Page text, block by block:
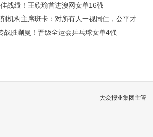
战绩！王欣瑜首进澳网女单16强
战胜蒯曼！晋级全运会乒乓球女单4强
大众报业集团主管